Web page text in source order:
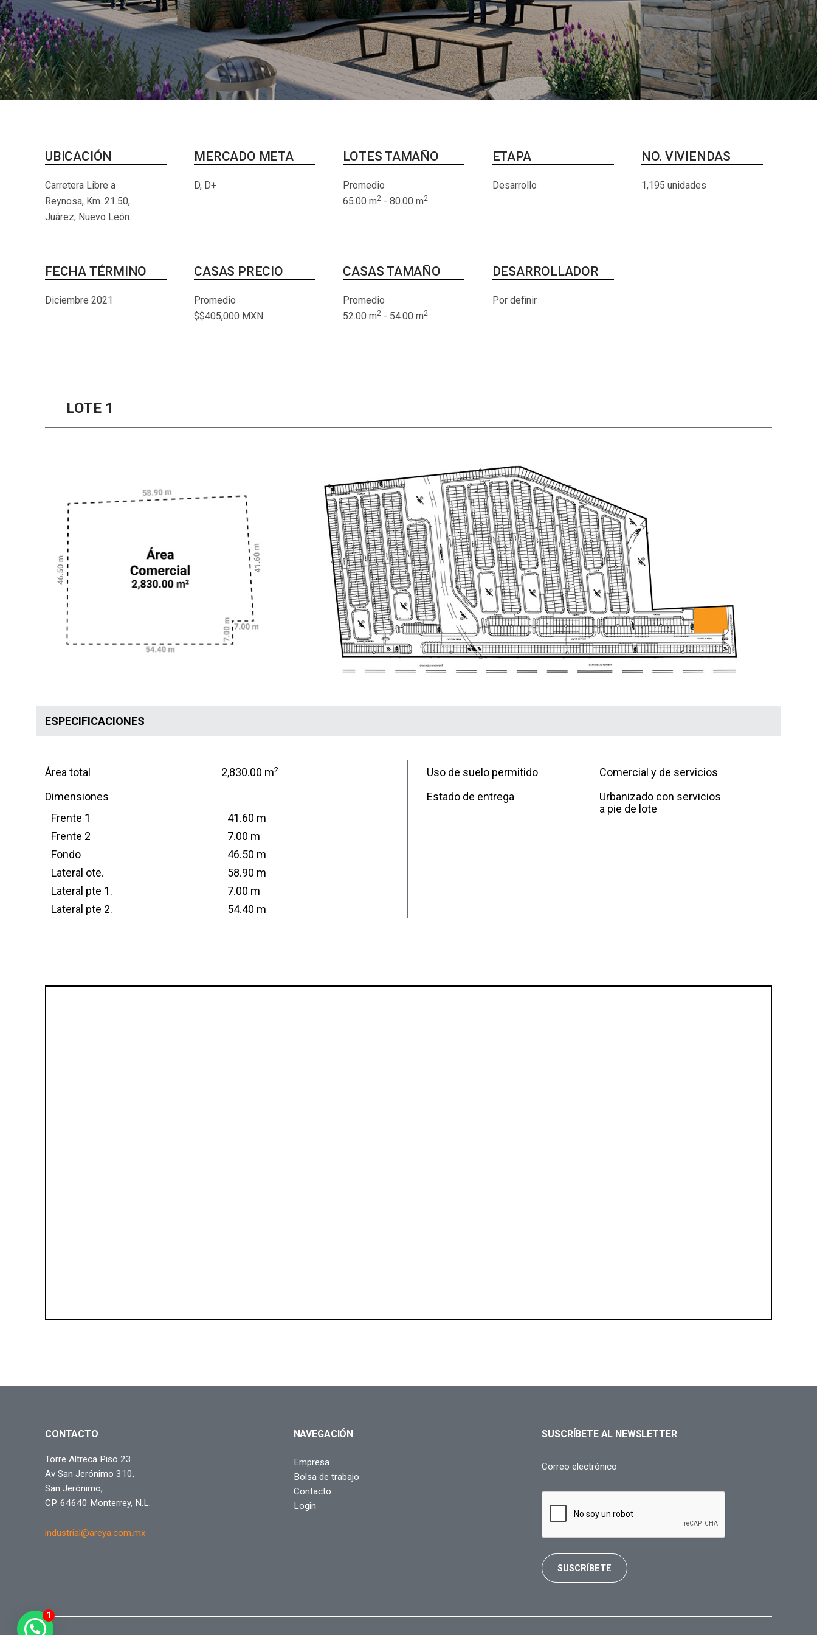
UBICACIÓN
Carretera Libre a
Reynosa, Km. 21.50,
Juárez, Nuevo León.
MERCADO META
D, D+
LOTES TAMAÑO
Promedio
65.00 m2 - 80.00 m2
ETAPA
Desarrollo
NO. VIVIENDAS
1,195 unidades
FECHA TÉRMINO
Diciembre 2021
CASAS PRECIO
Promedio
$$405,000 MXN
CASAS TAMAÑO
Promedio
52.00 m2 - 54.00 m2
DESARROLLADOR
Por definir
LOTE 1
ESPECIFICACIONES
Área total 2,830.00 m2
Dimensiones
Frente 1
41.60 m
Frente 2
7.00 m
Fondo
46.50 m
Lateral ote.
58.90 m
Lateral pte 1.
7.00 m
Lateral pte 2.
54.40 m
Uso de suelo permitido
Comercial y de servicios
Estado de entrega
Urbanizado con servicios
a pie de lote
CONTACTO
Torre Altreca Piso 23
Av San Jerónimo 310,
San Jerónimo,
CP. 64640 Monterrey, N.L.
industrial@areya.com.mx
NAVEGACIÓN
Empresa
Bolsa de trabajo
Contacto
Login
SUSCRÍBETE AL NEWSLETTER